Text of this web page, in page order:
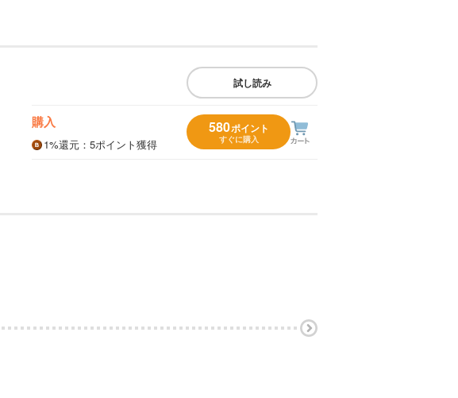
試し読み
購入
1%還元 ：5ポイント獲得
580ポイント
すぐに購入